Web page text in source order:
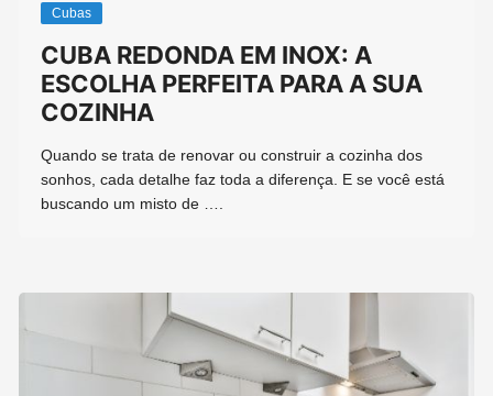
Cubas
CUBA REDONDA EM INOX: A
ESCOLHA PERFEITA PARA A SUA
COZINHA
Quando se trata de renovar ou construir a cozinha dos
sonhos, cada detalhe faz toda a diferença. E se você está
buscando um misto de ….